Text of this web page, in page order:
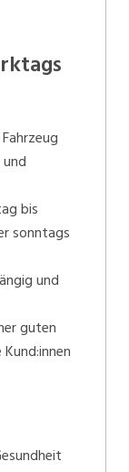
bis
sonntags
und
guten